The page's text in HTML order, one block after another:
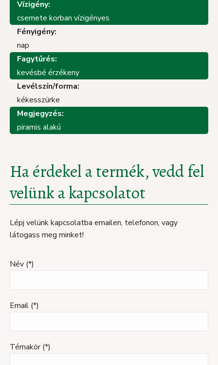
Vízigény:
csemete korban vízigényes
Fényigény:
nap
Fagytűrés:
kevésbé érzékeny
Levélszín/forma:
kékesszürke
Megjegyzés:
piramis alakú
Ha érdekel a termék, vedd fel
velünk a kapcsolatot
Lépj velünk kapcsolatba emailen, telefonon, vagy
látogass meg minket!
Név (*)
Email (*)
Témakör (*)